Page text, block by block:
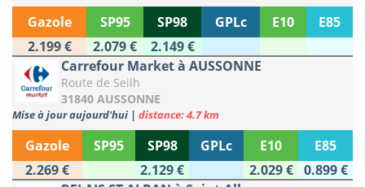
Gazole SP95 SP98 GPLc E10
E85
2.199 €
2.079 €
2.149 €
Carrefour Market à AUSSONNE
Route de Seilh
31840 AUSSONNE
Mise à jour aujourd'hui | distance: 4.7 km
Gazole SP95 SP98 GPLc E10
E85
2.269 €
2.129 € 2.029 €
0.899 €